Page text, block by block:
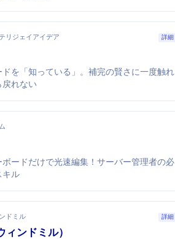
リジェイアイデア 詳細
ドを「知っている」IDE。補完の賢さに一度触れ
戻れない
ボードだけで光速編集！サーバー管理者の必
キル
ドミル 詳細
（ウィンドミル）